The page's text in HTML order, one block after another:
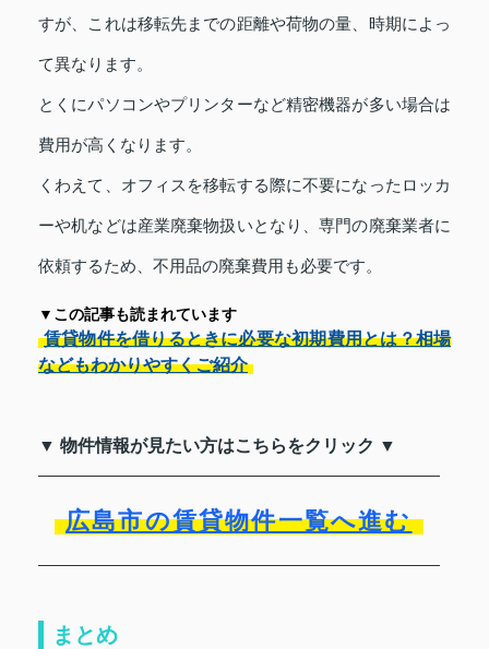
すが、これは移転先までの距離や荷物の量、時期によっ
て異なります。
とくにパソコンやプリンターなど精密機器が多い場合は
費用が高くなります。
くわえて、オフィスを移転する際に不要になったロッカ
ーや机などは産業廃棄物扱いとなり、専門の廃棄業者に
依頼するため、不用品の廃棄費用も必要です。
▼この記事も読まれています
賃貸物件を借りるときに必要な初期費用とは？相場
などもわかりやすくご紹介
▼ 物件情報が見たい方はこちらをクリック ▼
広島市の賃貸物件一覧へ進む
まとめ